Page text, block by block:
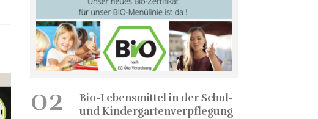
02
Bio-Lebensmittel in der Schul-
und Kindergartenverpflegung